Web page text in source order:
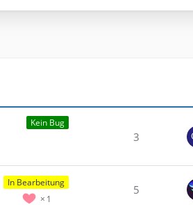
t
ä
g
Kein Bug
3
In Bearbeitung
1
5